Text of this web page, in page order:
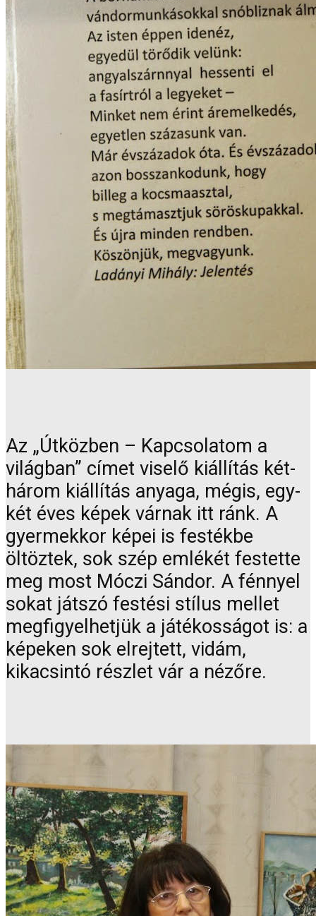
Az „Útközben – Kapcsolatom a
világban” címet viselő kiállítás két-
három kiállítás anyaga, mégis, egy-
két éves képek várnak itt ránk. A
gyermekkor képei is festékbe
öltöztek, sok szép emlékét festette
meg most Móczi Sándor. A fénnyel
sokat játszó festési stílus mellet
megfigyelhetjük a játékosságot is: a
képeken sok elrejtett, vidám,
kikacsintó részlet vár a nézőre.